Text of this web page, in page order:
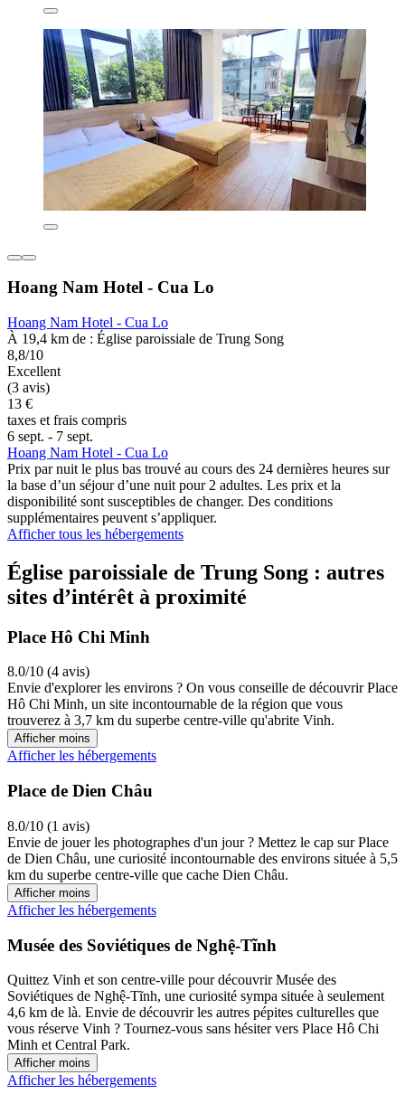
Hoang Nam Hotel - Cua Lo
Hoang Nam Hotel - Cua Lo
À 19,4 km de : Église paroissiale de Trung Song
8,8/10
Excellent
(3 avis)
13 €
taxes et frais compris
6 sept. - 7 sept.
Hoang Nam Hotel - Cua Lo
Prix par nuit le plus bas trouvé au cours des 24 dernières heures sur
la base d’un séjour d’une nuit pour 2 adultes. Les prix et la
disponibilité sont susceptibles de changer. Des conditions
supplémentaires peuvent s’appliquer.
Afficher tous les hébergements
Église paroissiale de Trung Song : autres
sites d’intérêt à proximité
Place Hô Chi Minh
8.0/10 (4 avis)
Envie d'explorer les environs ? On vous conseille de découvrir Place
Hô Chi Minh, un site incontournable de la région que vous
trouverez à 3,7 km du superbe centre-ville qu'abrite Vinh.
Afficher moins
Afficher les hébergements
Place de Dien Châu
8.0/10 (1 avis)
Envie de jouer les photographes d'un jour ? Mettez le cap sur Place
de Dien Châu, une curiosité incontournable des environs située à 5,5
km du superbe centre-ville que cache Dien Châu.
Afficher moins
Afficher les hébergements
Musée des Soviétiques de Nghệ-Tĩnh
Quittez Vinh et son centre-ville pour découvrir Musée des
Soviétiques de Nghệ-Tĩnh, une curiosité sympa située à seulement
4,6 km de là. Envie de découvrir les autres pépites culturelles que
vous réserve Vinh ? Tournez-vous sans hésiter vers Place Hô Chi
Minh et Central Park.
Afficher moins
Afficher les hébergements